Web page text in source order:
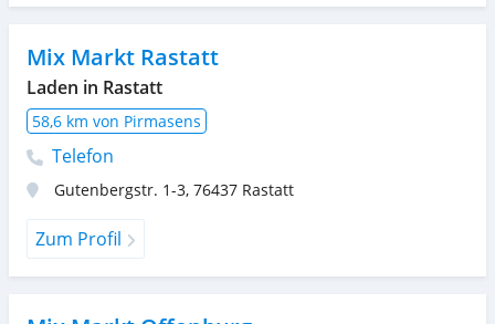
Mix Markt Rastatt
Laden in Rastatt
58,6 km von Pirmasens
Telefon
Gutenbergstr. 1-3, 76437 Rastatt
Zum Profil